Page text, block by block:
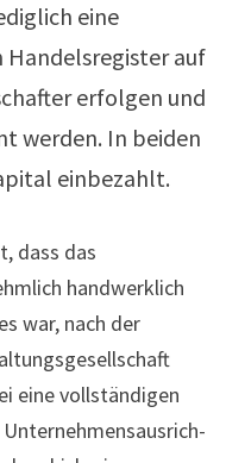
eine
auf
erfolgen und
werden. In beiden
einbezahlt.
dass das
hand­werk­li­ch
war, nach der
eine voll­stän­digen